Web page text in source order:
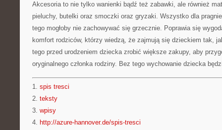
Akcesoria to nie tylko wanienki bądź też zabawki, ale również
pieluchy, butelki oraz smoczki oraz gryzaki. Wszystko dla
tego mogłoby nie zachowywać się grzecznie. Poprawia się
komfort rodziców, którzy wiedzą, że zajmują się dzieckiem tak,
tego przed urodzeniem dziecka zrobić większe zakupy, aby
oryginalnego członka rodziny. Bez tego wychowanie dziecka
1. spis tresci
2. teksty
3. wpisy
4. http://azure-hannover.de/spis-tresci